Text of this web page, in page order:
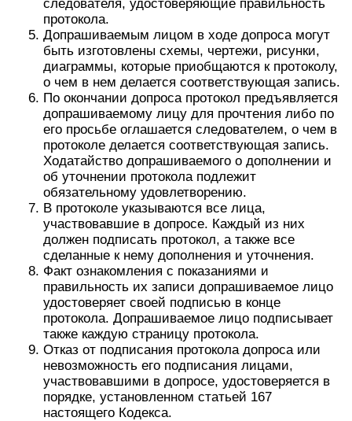
следователя, удостоверяющие правильность
протокола.
Допрашиваемым лицом в ходе допроса могут
быть изготовлены схемы, чертежи, рисунки,
диаграммы, которые приобщаются к протоколу,
о чем в нем делается соответствующая запись.
По окончании допроса протокол предъявляется
допрашиваемому лицу для прочтения либо по
его просьбе оглашается следователем, о чем в
протоколе делается соответствующая запись.
Ходатайство допрашиваемого о дополнении и
об уточнении протокола подлежит
обязательному удовлетворению.
В протоколе указываются все лица,
участвовавшие в допросе. Каждый из них
должен подписать протокол, а также все
сделанные к нему дополнения и уточнения.
Факт ознакомления с показаниями и
правильность их записи допрашиваемое лицо
удостоверяет своей подписью в конце
протокола. Допрашиваемое лицо подписывает
также каждую страницу протокола.
Отказ от подписания протокола допроса или
невозможность его подписания лицами,
участвовавшими в допросе, удостоверяется в
порядке, установленном статьей 167
настоящего Кодекса.